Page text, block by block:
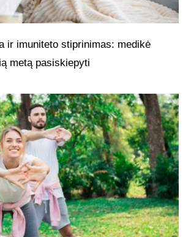
ir imuniteto stiprinimas: medikė
metą pasiskiepyti